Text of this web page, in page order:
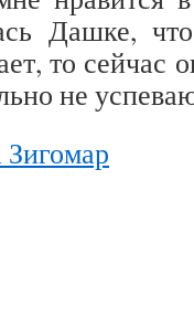
Дашке,
то сейчас
не